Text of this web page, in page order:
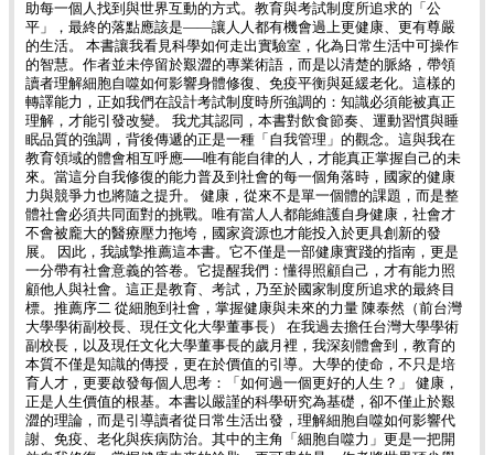
助每一個人找到與世界互動的方式。教育與考試制度所追求的「公
平」，最終的落點應該是——讓人人都有機會過上更健康、更有尊嚴
的生活。 本書讓我看見科學如何走出實驗室，化為日常生活中可操作
的智慧。作者並未停留於艱澀的專業術語，而是以清楚的脈絡，帶領
讀者理解細胞自噬如何影響身體修復、免疫平衡與延緩老化。這樣的
轉譯能力，正如我們在設計考試制度時所強調的：知識必須能被真正
理解，才能引發改變。 我尤其認同，本書對飲食節奏、運動習慣與睡
眠品質的強調，背後傳遞的正是一種「自我管理」的觀念。這與我在
教育領域的體會相互呼應──唯有能自律的人，才能真正掌握自己的未
來。當這分自我修復的能力普及到社會的每一個角落時，國家的健康
力與競爭力也將隨之提升。 健康，從來不是單一個體的課題，而是整
體社會必須共同面對的挑戰。唯有當人人都能維護自身健康，社會才
不會被龐大的醫療壓力拖垮，國家資源也才能投入於更具創新的發
展。 因此，我誠摯推薦這本書。它不僅是一部健康實踐的指南，更是
一分帶有社會意義的答卷。它提醒我們：懂得照顧自己，才有能力照
顧他人與社會。這正是教育、考試，乃至於國家制度所追求的最終目
標。推薦序二 從細胞到社會，掌握健康與未來的力量 陳泰然（前台灣
⼤學學術副校長、現任文化大學董事長） 在我過去擔任台灣大學學術
副校長，以及現任文化大學董事長的歲月裡，我深刻體會到，教育的
本質不僅是知識的傳授，更在於價值的引導。大學的使命，不只是培
育人才，更要啟發每個人思考：「如何過一個更好的人生？」 健康，
正是人生價值的根基。本書以嚴謹的科學研究為基礎，卻不僅止於艱
澀的理論，而是引導讀者從日常生活出發，理解細胞自噬如何影響代
謝、免疫、老化與疾病防治。其中的主角「細胞自噬力」更是一把開